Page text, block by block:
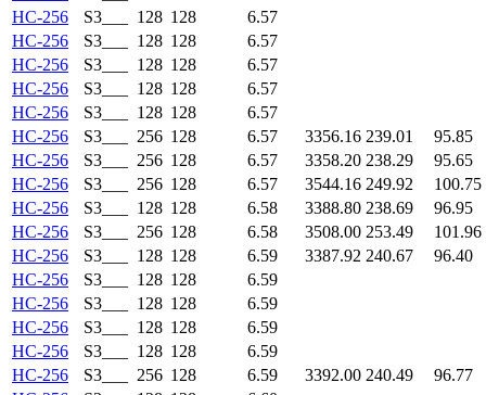
HC-256
S3___ 128 128
6.57
HC-256
S3___ 128 128
6.57
HC-256
S3___ 128 128
6.57
HC-256
S3___ 128 128
6.57
HC-256
S3___ 128 128
6.57
HC-256
S3___ 256 128 6.57 3356.16 239.01
95.85
HC-256
S3___ 256 128 6.57 3358.20 238.29
95.65
HC-256
S3___ 256 128 6.57 3544.16 249.92
100.75
HC-256
S3___ 128 128 6.58 3388.80 238.69
96.95
HC-256
S3___ 256 128 6.58 3508.00 253.49
101.96
HC-256
S3___ 128 128 6.59 3387.92 240.67
96.40
HC-256
S3___ 128 128
6.59
HC-256
S3___ 128 128
6.59
HC-256
S3___ 128 128
6.59
HC-256
S3___ 128 128
6.59
HC-256
S3___ 256 128 6.59 3392.00 240.49
96.77